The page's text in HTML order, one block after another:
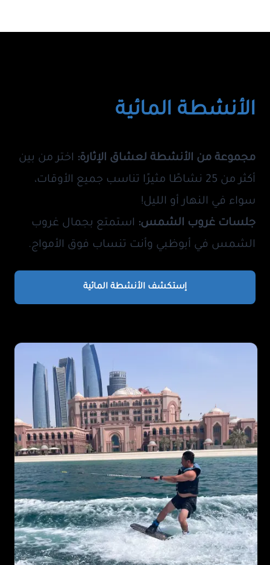
الأنشطة المائية
مجموعة من الأنشطة لعشاق الإثارة: اختر من بين
أكثر من 25 نشاطًا مثيرًا تناسب جميع الأوقات،
سواء في النهار أو الليل!
جلسات غروب الشمس: استمتع بجمال غروب
الشمس في أبوظبي وأنت تنساب فوق الأمواج.
إستكشف الأنشطة المائية